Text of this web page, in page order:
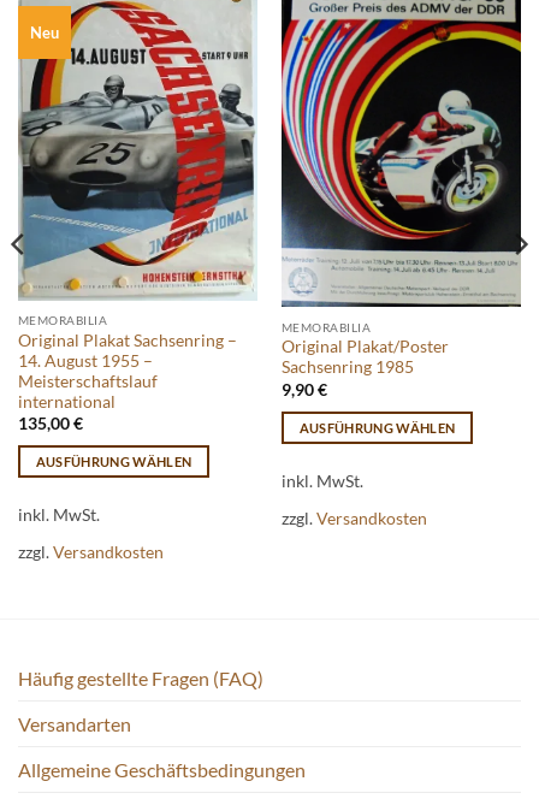
Neu
MEMORABILIA
Original Plakat Sachsenring –
14. August 1955 –
Meisterschaftslauf
international
135,00€
AUSFÜHRUNG WÄHLEN
Produkt
mehrere
können
auf
Produktseite
inkl. MwSt.
zzgl.Versandkosten
MEMORABILIA
Original Plakat/Poster
Sachsenring 1985
9,90€
AUSFÜHRUNG WÄHLEN
Produkt
mehrere
werden
inkl. MwSt.
zzgl.Versandkosten
Häufig gestellte Fragen (FAQ)
Versandarten
Allgemeine Geschäftsbedingungen